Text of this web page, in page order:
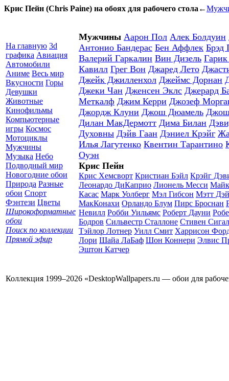
Крис Пейн (Chris Paine) на обоях для рабочего стола ←
На главную 3d
графика Авиация
Автомобили
Аниме Весь мир
Вкусности Горы
Девушки
Животные
Кинофильмы
Компьютерные
игры Космос
Мотоциклы
Мужчины
Музыка Небо
Подводный мир
Новогодние обои
Природа Разные
обои Спорт
Фэнтези Цветы
Широкоформатные
обои
Поиск по коллекции
Прямой эфир
Мужчины Аарон Пол Алек Болдуин
Антонио Бандерас Бен Аффлек Брэд
Валерий Гаркалин Вин Дизель
Кавилл Грег Вон Джаред Лето
Джейк Джилленхол Джеймс Дорнан
Джеки Чан Дженсен Эклс Джерард
Меткалф Джим Керри Джозеф
Джордж Клуни Джош Дюамель Джош
Дилан МакДермотт Дима Билан
Духовны Дэйв Гаан Дэниел Крэйг
Илья Лагутенко Квентин Тарантино
Оуэн
Крис Пейн
Крис Хемсворт Кристиан Бэйл Крэйг
Леонардо ДиКаприо Лионель Месси
Касас Марк Уолберг Мэл Гибсон Мэтт
МакКонахи Орландо Блум Пирс Броснан
Невилл Робби Уильямс Роберт Дауни
Бодров Сильвестр Сталлоне Стивен Сигал
Тэйлор Лотнер Уилл Смит Харрисон
Лори Шайа ЛаБаф Шон Коннери Элвис
Эштон Катчер
Коллекция 1999–2026 «DesktopWallpapers.ru — обои для